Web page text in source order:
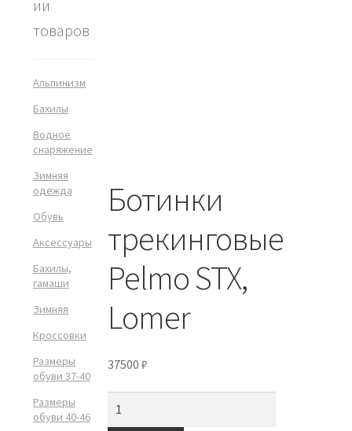
Ботинки
трекинговые
Pelmo STX,
Lomer
37500 ₽
ии
товаров
Альпинизм
Бахилы
Водное
снаряжение
Зимняя
одежда
Обувь
Аксессуары
Бахилы,
гамаши
Зимняя
Кроссовки
Размеры
обуви 37-40
Размеры
обуви 40-46